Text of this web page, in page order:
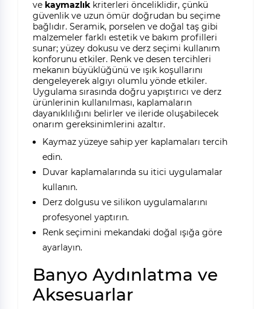
ve kaymazlıkkriterleri önceliklidir, çünkü
güvenlik ve uzun ömür doğrudan bu seçime
bağlıdır. Seramik, porselen ve doğal taş gibi
malzemeler farklı estetik ve bakım profilleri
sunar; yüzey dokusu ve derz seçimi kullanım
konforunu etkiler. Renk ve desen tercihleri
mekanın büyüklüğünü ve ışık koşullarını
dengeleyerek algıyı olumlu yönde etkiler.
Uygulama sırasında doğru yapıştırıcı ve derz
ürünlerinin kullanılması, kaplamaların
dayanıklılığını belirler ve ileride oluşabilecek
onarım gereksinimlerini azaltır.
Kaymaz yüzeye sahip yer kaplamaları tercih
edin.
Duvar kaplamalarında su itici uygulamalar
kullanın.
Derz dolgusu ve silikon uygulamalarını
profesyonel yaptırın.
Renk seçimini mekandaki doğal ışığa göre
ayarlayın.
Banyo Aydınlatma ve
Aksesuarlar